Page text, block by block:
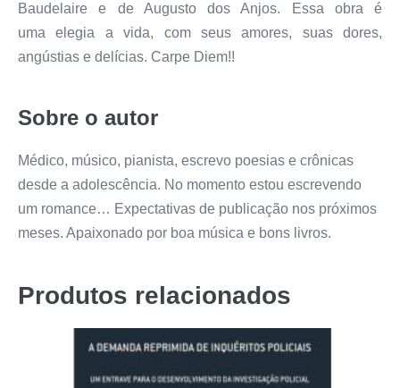
Baudelaire e de Augusto dos Anjos. Essa obra é
uma elegia a vida, com seus amores, suas dores,
angústias e delícias. Carpe Diem!!
Sobre o autor
Médico, músico, pianista, escrevo poesias e crônicas
desde a adolescência. No momento estou escrevendo
um romance… Expectativas de publicação nos próximos
meses. Apaixonado por boa música e bons livros.
Produtos relacionados